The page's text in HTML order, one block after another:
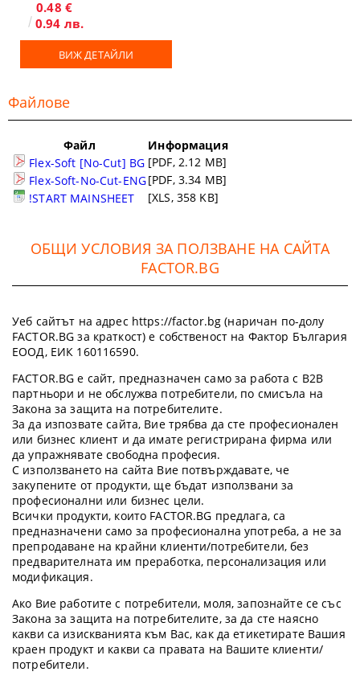
0.48 €
0.94 лв.
ВИЖ ДЕТАЙЛИ
Файлове
Файл
Информация
Flex-Soft [No-Cut] BG [PDF, 2.12 MB]
Flex-Soft-No-Cut-ENG[PDF, 3.34 MB]
!START MAINSHEET
[XLS, 358 KB]
ОБЩИ УСЛОВИЯ ЗА ПОЛЗВАНЕ НА САЙТА
FACTOR.BG
Уеб сайтът на адрес https://factor.bg (наричан по-долу
FACTOR.BG за краткост) е собственост на Фактор България
ЕООД, ЕИК 160116590.
FACTOR.BG е сайт, предназначен само за работа с B2B
партньори и не обслужва потребители, по смисъла на
Закона за защита на потребителите.
За да изпозвате сайта, Вие трябва да сте професионален
или бизнес клиент и да имате регистрирана фирма или
да упражнявате свободна професия.
С използването на сайта Вие потвърждавате, че
закупените от продукти, ще бъдат използвани за
професионални или бизнес цели.
Всички продукти, които FACTOR.BG предлага, са
предназначени само за професионална употреба, а не за
препродаване на крайни клиенти/потребители, без
предварителната им преработка, персонализация или
модификация.
Ако Вие работите с потребители, моля, запознайте се със
Закона за защита на потребителите, за да сте наясно
какви са изискванията към Вас, как да етикетирате Вашия
краен продукт и какви са правата на Вашите клиенти/
потребители.